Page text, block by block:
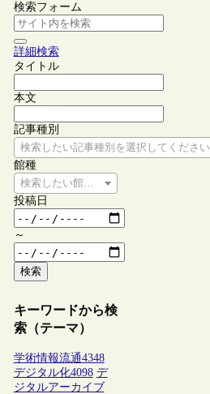
検索フォーム
詳細検索
タイトル
本文
記事種別
検索したい記事種別を選択してください
館種
検索したい館種を選択してください
投稿日
～
検索
キーワードから検
索（テーマ）
学術情報流通4348
デジタル化4098 デ
ジタルアーカイブ